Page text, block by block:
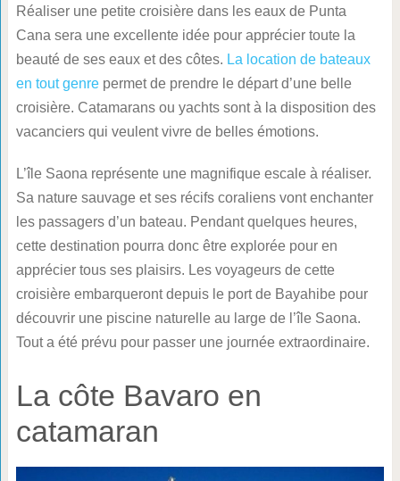
Réaliser une petite croisière dans les eaux de Punta
Cana sera une excellente idée pour apprécier toute la
beauté de ses eaux et des côtes. La location de bateaux
en tout genrepermet de prendre le départ d’une belle
croisière. Catamarans ou yachts sont à la disposition des
vacanciers qui veulent vivre de belles émotions.
L’île Saona représente une magnifique escale à réaliser.
Sa nature sauvage et ses récifs coraliens vont enchanter
les passagers d’un bateau. Pendant quelques heures,
cette destination pourra donc être explorée pour en
apprécier tous ses plaisirs. Les voyageurs de cette
croisière embarqueront depuis le port de Bayahibe pour
découvrir une piscine naturelle au large de l’île Saona.
Tout a été prévu pour passer une journée extraordinaire.
La côte Bavaro en
catamaran